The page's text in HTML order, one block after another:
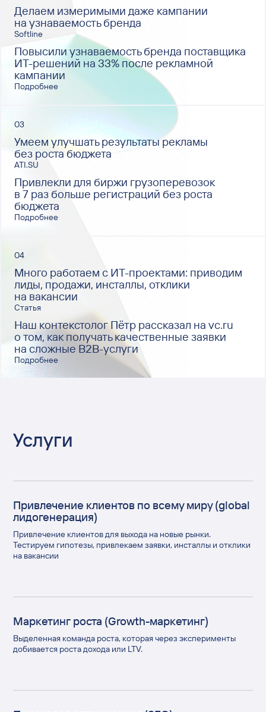
Делаем измеримыми даже кампании
на узнаваемость бренда
Softline
Повысили узнаваемость бренда поставщика
ИТ-решений на 33% после рекламной
кампании
Подробнее
03
Умеем улучшать результаты рекламы
без роста бюджета
ATI.SU
Привлекли для биржи грузоперевозок
в 7 раз больше регистраций без роста
бюджета
Подробнее
04
Много работаем с ИТ-проектами: приводим
лиды, продажи, инсталлы, отклики
на вакансии
Статья
Наш контекстолог Пётр рассказал на vc.ru
о том, как получать качественные заявки
на сложные B2B-услуги
Подробнее
Услуги
Привлечение клиентов по всему миру (global
лидогенерация)
Привлечение клиентов для выхода на новые рынки.
Тестируем гипотезы, привлекаем заявки, инсталлы и отклики
на вакансии
Маркетинг роста (Growth-маркетинг)
Выделенная команда роста, которая через эксперименты
добивается роста дохода или LTV.